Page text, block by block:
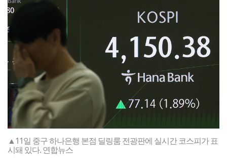
▲11일 중구 하나은행 본점 딜링룸 전광판에 실시간 코스피가 표
시돼 있다. 연합뉴스